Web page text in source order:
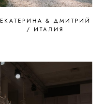
ЕКАТЕРИНА & ДМИТРИЙ
/ ИТАЛИЯ